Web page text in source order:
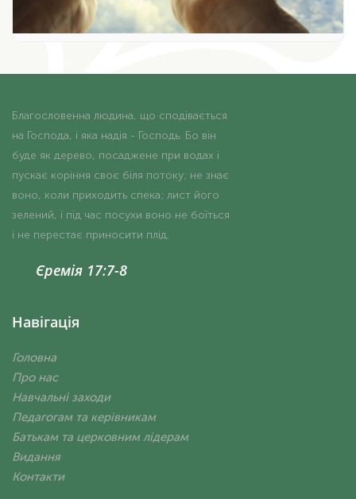
Благословенна людина, що сподівається
на Господа, і яка надія - Господь. Бо він
буде як дерево, посаджене при водах і
пускає коріння своє біля потоку; не знає
воно, коли приходить спека; лист його
зелений, і під час посухи воно не боїться
і не перестає приносити плід.
Єремія 17:7-8
Навігація
Головна
Про нас
Навчальні заходи
Педагогам та керівникам
Батькам та церковним лідерам
Видання
Контакти